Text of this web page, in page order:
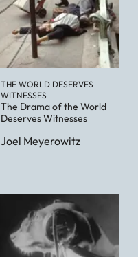
THE WORLD DESERVES
WITNESSES
The Drama of the World
Deserves Witnesses
Joel Meyerowitz